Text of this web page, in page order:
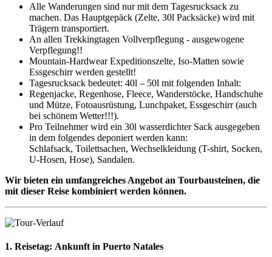
Alle Wanderungen sind nur mit dem Tagesrucksack zu
machen. Das Hauptgepäck (Zelte, 30l Packsäcke) wird mit
Trägern transportiert.
An allen Trekkingtagen Vollverpflegung - ausgewogene
Verpflegung!!
Mountain-Hardwear Expeditionszelte, Iso-Matten sowie
Essgeschirr werden gestellt!
Tagesrucksack bedeutet: 40l – 50l mit folgenden Inhalt:
Regenjacke, Regenhose, Fleece, Wanderstöcke, Handschuhe
und Mütze, Fotoausrüstung, Lunchpaket, Essgeschirr (auch
bei schönem Wetter!!!).
Pro Teilnehmer wird ein 30l wasserdichter Sack ausgegeben
in dem folgendes deponiert werden kann:
Schlafsack, Toilettsachen, Wechselkleidung (T-shirt, Socken,
U-Hosen, Hose), Sandalen.
Wir bieten ein umfangreiches Angebot an Tourbausteinen, die
mit dieser Reise kombiniert werden können.
1. Reisetag: Ankunft in Puerto Natales